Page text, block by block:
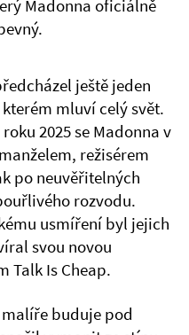
Madonna oficiálně
ještě jeden
mluví celý svět.
2025 se Madonna v
režisérem
po neuvěřitelných
rozvodu.
usmíření byl jejich
svou novou
Talk Is Cheap.
buduje pod